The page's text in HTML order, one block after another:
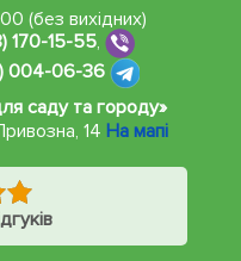
(без вихідних)
170-15-55,
004-06-36
саду та городу»
14 На мапі